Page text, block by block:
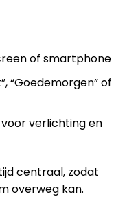
of smartphone
“Goedemorgen” of
verlichting en
centraal, zodat
overweg kan.